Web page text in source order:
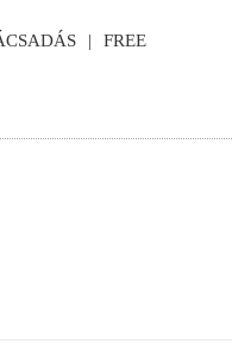
FREE